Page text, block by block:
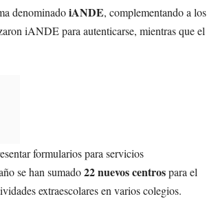
denominadoiANDE, complementando a los
iANDE para autenticarse, mientras que el
formularios para servicios
se han sumado22 nuevos centrospara el
extraescolares en varios colegios.